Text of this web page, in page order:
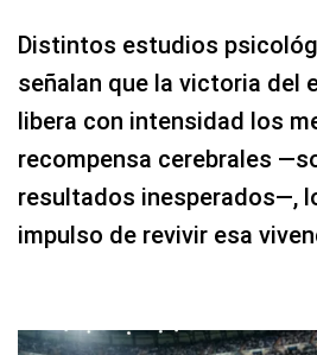
Distintos estudios
señalan que la victoria del
libera con intensidad los
recompensa cerebrales
resultados inesperados—,
impulso de revivir esa